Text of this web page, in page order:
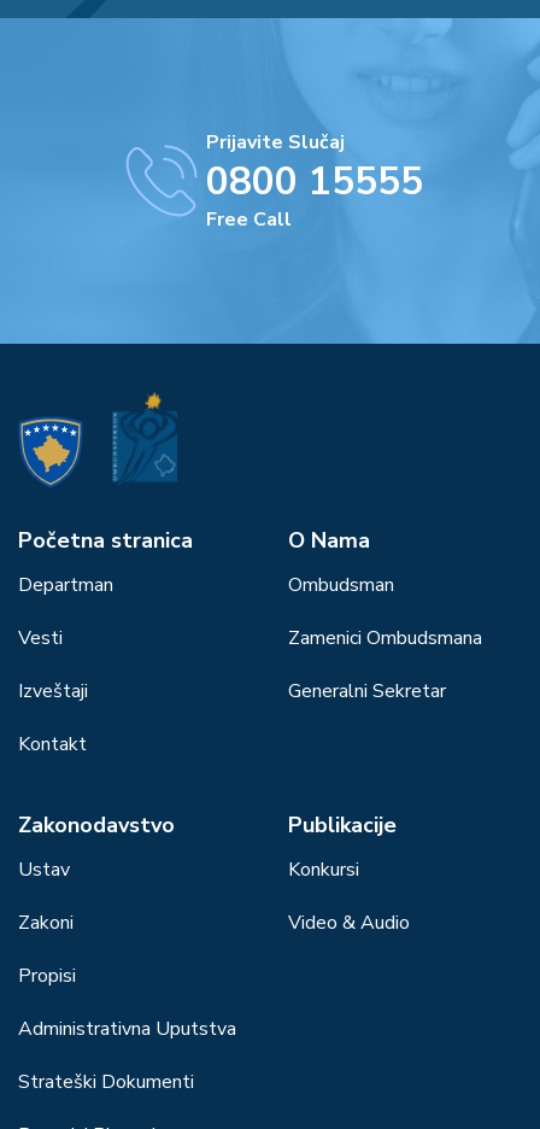
Prijavite Slučaj
0800 15555
Free Call
Početna stranica
Departman
Vesti
Izveštaji
Kontakt
О Nama
Ombudsman
Zamenici Ombudsmana
Generalni Sekretar
Zakonodavstvo
Ustav
Zakoni
Propisi
Administrativna Uputstva
Strateški Dokumenti
Publikacije
Konkursi
Video & Audio